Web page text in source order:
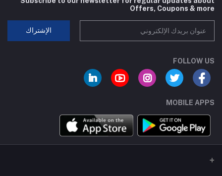
Offers, Coupons & more
الإشتراك
FOLLOW US
MOBILE APPS